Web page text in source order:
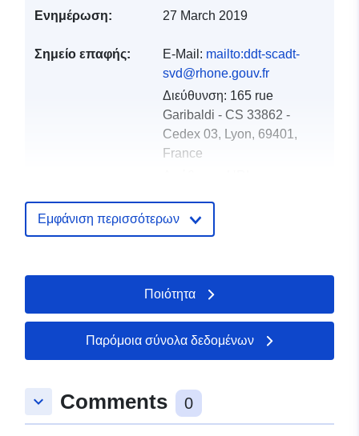
Ενημέρωση: 27 March 2019
Σημείο επαφής: E-Mail: mailto:ddt-scadt-
svd@rhone.gouv.fr
Διεύθυνση: 165 rue
Garibaldi - CS 33862 -
Cedex 03, Lyon, 69401,
France
Αρχείο
Προστίθεται στο data.europa.eu:
Επικαιροποιήθηκε στα
01 October 2022
Χωρικός: Συντεταγμένες: [ [
4.24605036, 45.45420837 ],
], [ 5.15923786,
46.30451965 ], [
Εμφάνιση περισσότερων
Ποιότητα
Παρόμοια σύνολα δεδομένων
keyboard_arrow_down Comments 0